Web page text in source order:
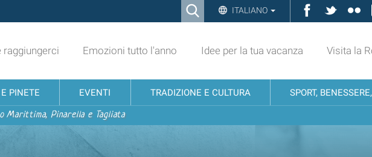
Ricerca ITALIANO Facebook
Twitter
raggiungerci Emozioni tutto l'anno Idee per la tua vacanza Visita la
PINETE EVENTI TRADIZIONE E CULTURA SPORT,
Marittima, Pinarella e Tagliata